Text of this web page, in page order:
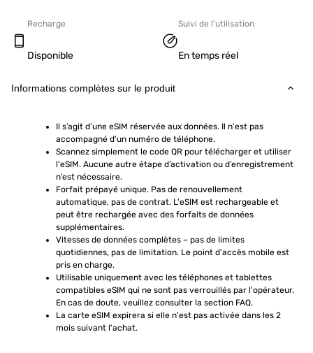
Recharge
Disponible
Suivi de l'utilisation
En temps réel
Informations complètes sur le produit
Il s’agit d’une eSIM réservée aux données. Il n'est pas
accompagné d'un numéro de téléphone.
Scannez simplement le code QR pour télécharger et utiliser
l'eSIM. Aucune autre étape d’activation ou d’enregistrement
n’est nécessaire.
Forfait prépayé unique. Pas de renouvellement
automatique, pas de contrat. L'eSIM est rechargeable et
peut être rechargée avec des forfaits de données
supplémentaires.
Vitesses de données complètes – pas de limites
quotidiennes, pas de limitation. Le point d'accès mobile est
pris en charge.
Utilisable uniquement avec les téléphones et tablettes
compatibles eSIM qui ne sont pas verrouillés par l'opérateur.
En cas de doute, veuillez consulter la section FAQ.
La carte eSIM expirera si elle n'est pas activée dans les 2
mois suivant l'achat.